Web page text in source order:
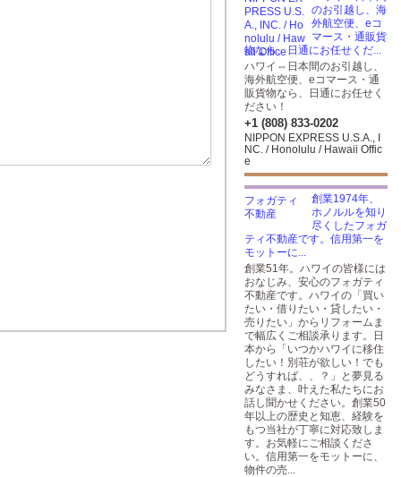
のお引越し、海
外航空便、eコ
マース・通販貨
物なら、日通にお任せくだ...
ハワイ⇔日本間のお引越し、
海外航空便、eコマース・通
販貨物なら、日通にお任せく
ださい！
+1 (808) 833-0202
NIPPON EXPRESS U.S.A., I
NC. / Honolulu / Hawaii Offic
e
創業1974年、
ホノルルを知り
尽くしたフォガ
ティ不動産です。信用第一を
モットーに...
創業51年。ハワイの皆様には
おなじみ、安心のフォガティ
不動産です。ハワイの「買い
たい・借りたい・貸したい・
売りたい」からリフォームま
で幅広くご相談承ります。日
本から「いつかハワイに移住
したい！別荘が欲しい！でも
どうすれば、、？」と夢見る
みなさま、叶えた私たちにお
話し聞かせください。創業50
年以上の歴史と知恵、経験を
もつ当社が丁寧に対応致しま
す。お気軽にご相談くださ
い。信用第一をモットーに、
物件の売...